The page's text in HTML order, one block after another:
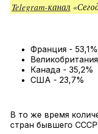
Telegram-канал
Франция - 53,1%
Канада - 35,2%
США - 23,7%
В то же время
стран бывшего СССР